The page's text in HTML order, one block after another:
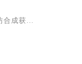
乱斗西游远影套四件套主要通过工坊合成获取，同时套装的部分部件...